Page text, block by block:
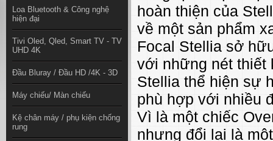
Loa Bluetooth & Công nghệ
hiện đại
Tivi Oled, Qled, Smart TV - TV
UHD 4K
Đầu Bluray / Đầu HD /4K - 3D
Máy chiếu/ Màn chiếu
Kệ chân máy / phụ kiện chống
rung
hoàn thiện của
về một sản phẩm
Focal Stellia sở
với những nét thiết
Stellia thể hiện sự
phù hợp với nhiều
Vì là một chiếc
nhưng đổi lại là